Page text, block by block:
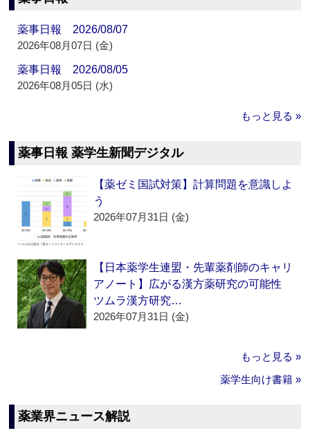
薬事日報 2026/08/07
2026年08月07日 (金)
薬事日報 2026/08/05
2026年08月05日 (水)
もっと見る »
薬事日報 薬学生新聞デジタル
【薬ゼミ国試対策】計算問題を意識しよ
う
2026年07月31日 (金)
【日本薬学生連盟・先輩薬剤師のキャリ
アノート】広がる漢方薬研究の可能性
ツムラ漢方研究…
2026年07月31日 (金)
もっと見る »
薬学生向け書籍 »
薬業界ニュース解説